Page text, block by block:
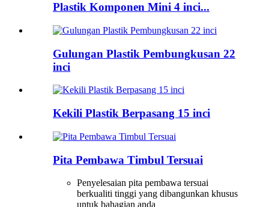
Plastik Komponen Mini 4 inci...
Gulungan Plastik Pembungkusan 22
inci
Kekili Plastik Berpasang 15 inci
Pita Pembawa Timbul Tersuai
Penyelesaian pita pembawa tersuai
berkualiti tinggi yang dibangunkan khusus
untuk bahagian anda